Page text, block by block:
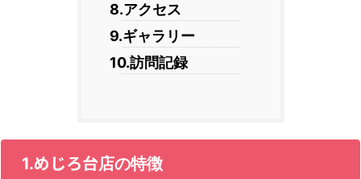
8.アクセス
9.ギャラリー
10.訪問記録
1.めじろ台店の特徴